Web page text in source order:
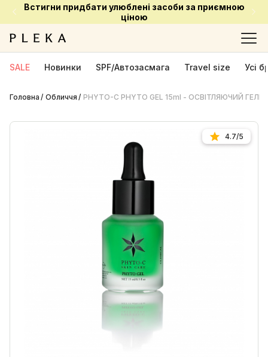
Встигни придбати улюблені засоби за приємною
ціною
SALE Новинки SPF/Автозасмага Travel size Усі
Головна Обличчя PHYTO-C PHYTO GEL 15ml - ОСВІТЛЯЮЧИЙ
4.7/5